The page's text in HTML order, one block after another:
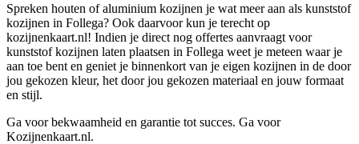
Spreken houten of aluminium kozijnen je wat meer aan als kunststof
kozijnen in Follega? Ook daarvoor kun je terecht op
kozijnenkaart.nl! Indien je direct nog offertes aanvraagt voor
kunststof kozijnen laten plaatsen in Follega weet je meteen waar je
aan toe bent en geniet je binnenkort van je eigen kozijnen in de door
jou gekozen kleur, het door jou gekozen materiaal en jouw formaat
en stijl.
Ga voor bekwaamheid en garantie tot succes. Ga voor
Kozijnenkaart.nl.